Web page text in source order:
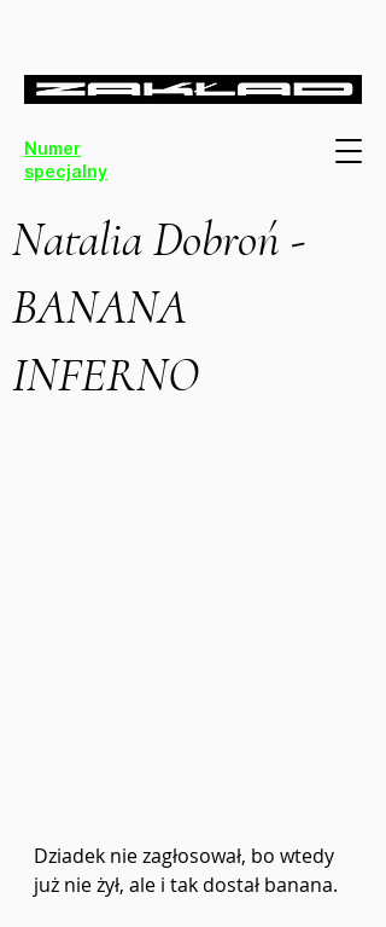
Numer
specjalny
Natalia Dobroń -
BANANA
INFERNO
Dziadek nie zagłosował, bo wtedy
już nie żył, ale i tak dostał banana.